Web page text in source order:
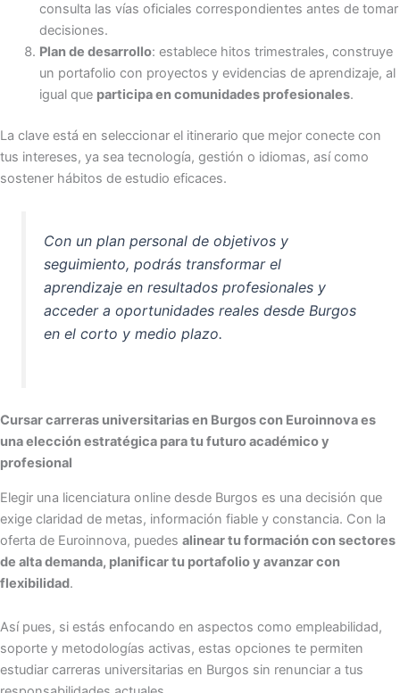
consulta las vías oficiales correspondientes antes de tomar
decisiones.
Plan de desarrollo: establece hitos trimestrales, construye
un portafolio con proyectos y evidencias de aprendizaje, al
igual que participa en comunidades profesionales.
La clave está en seleccionar el itinerario que mejor conecte con
tus intereses, ya sea tecnología, gestión o idiomas, así como
sostener hábitos de estudio eficaces.
Con un plan personal de objetivos y
seguimiento, podrás transformar el
aprendizaje en resultados profesionales y
acceder a oportunidades reales desde Burgos
en el corto y medio plazo.
Cursar carreras universitarias en Burgos con Euroinnova es
una elección estratégica para tu futuro académico y
profesional
Elegir una licenciatura online desde Burgos es una decisión que
exige claridad de metas, información fiable y constancia. Con la
oferta de Euroinnova, puedes alinear tu formación con sectores
de alta demanda, planificar tu portafolio y avanzar con
flexibilidad.
Así pues, si estás enfocando en aspectos como empleabilidad,
soporte y metodologías activas, estas opciones te permiten
estudiar carreras universitarias en Burgos sin renunciar a tus